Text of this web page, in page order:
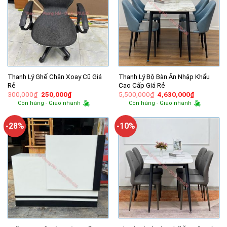
Thanh Lý Ghế Chân Xoay Cũ Giá
Rẻ
300,000₫ Giá
gốc
là:
250,000₫Giá
hiện
tại
250,000₫.
Còn hàng - Giao nhanh
Thanh Lý Bộ Bàn Ăn Nhập Khẩu
Cao Cấp Giá Rẻ
5,500,000₫ Giá
gốc
là:
4,630,000₫Giá
hiện
tại
Còn hàng - Giao nhanh
-28% -10%